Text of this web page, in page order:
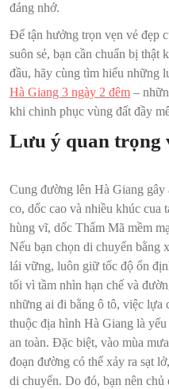
đáng nhớ.
Để tận hưởng trọn vẹn vẻ đẹp
suôn sẻ, bạn cần chuẩn bị
đầu, hãy cùng tìm hiểu những
Hà Giang 3 ngày 2 đêm –
khi chinh phục vùng đất đầy
Lưu ý quan trọng
Cung đường lên Hà Giang
co, dốc cao và nhiều khúc cua
hùng vĩ, dốc Thẩm Mã mềm
Nếu bạn chọn di chuyển bằng
lái vững, luôn giữ tốc độ ổn
tối vì tầm nhìn hạn chế và
những ai đi bằng ô tô, việc lựa
thuộc địa hình Hà Giang là
an toàn. Đặc biệt, vào mùa
đoạn đường có thể xảy ra sạt
di chuyển. Do đó, bạn nên